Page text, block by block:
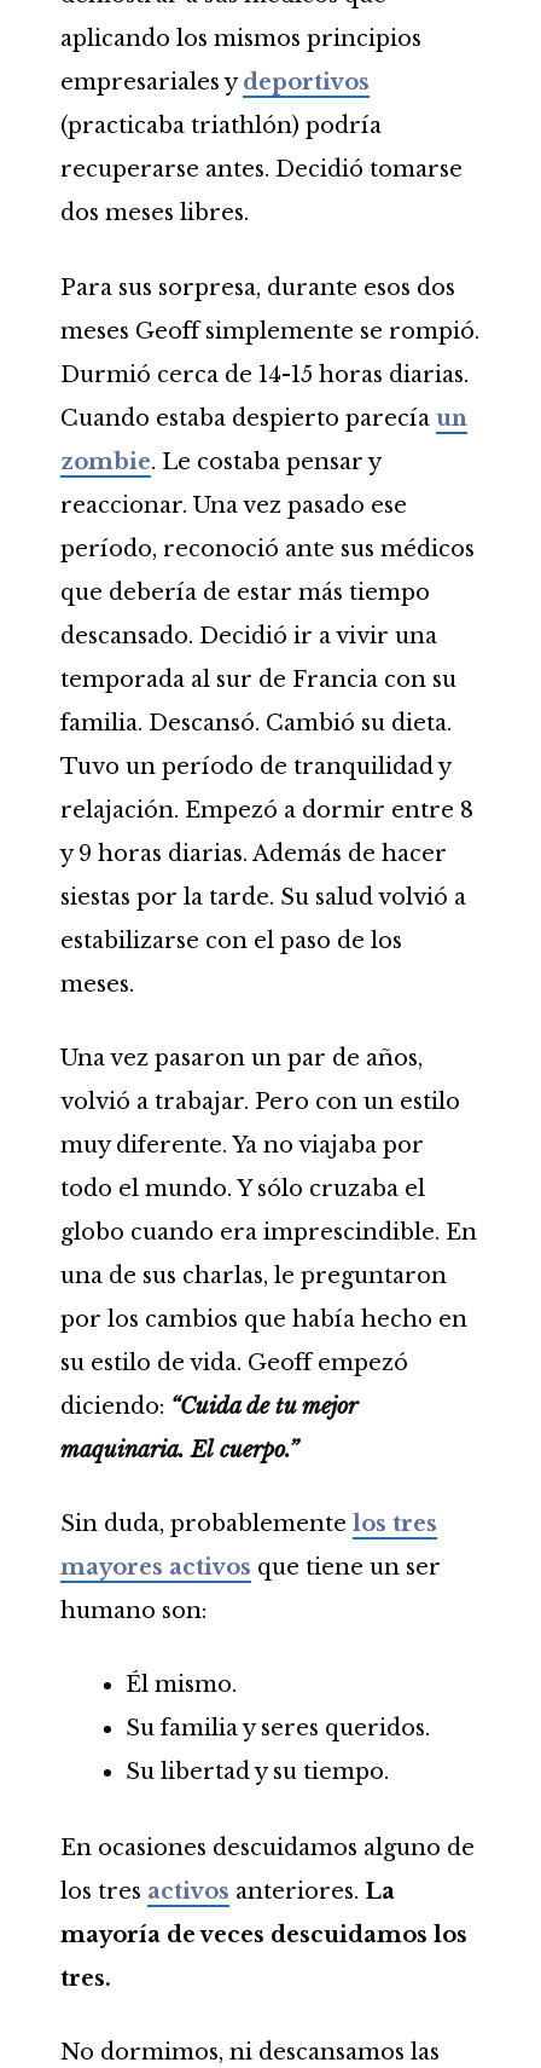
aplicando los mismos principios
empresariales ydeportivos
(practicaba triathlón) podría
recuperarse antes. Decidió tomarse
dos meses libres.
Para sus sorpresa, durante esos dos
meses Geoff simplemente se rompió.
Durmió cerca de 14-15 horas diarias.
Cuando estaba despierto parecía un
zombie. Le costaba pensar y
reaccionar. Una vez pasado ese
período, reconoció ante sus médicos
que debería de estar más tiempo
descansado. Decidió ir a vivir una
temporada al sur de Francia con su
familia. Descansó. Cambió su dieta.
Tuvo un período de tranquilidad y
relajación. Empezó a dormir entre 8
y 9 horas diarias. Además de hacer
siestas por la tarde. Su salud volvió a
estabilizarse con el paso de los
meses.
Una vez pasaron un par de años,
volvió a trabajar. Pero con un estilo
muy diferente. Ya no viajaba por
todo el mundo. Y sólo cruzaba el
globo cuando era imprescindible. En
una de sus charlas, le preguntaron
por los cambios que había hecho en
su estilo de vida. Geoff empezó
diciendo: “Cuida de tu mejor
maquinaria. El cuerpo.”
Sin duda, probablemente los tres
mayores activos que tiene un ser
humano son:
Él mismo.
Su familia y seres queridos.
Su libertad y su tiempo.
En ocasiones descuidamos alguno de
los tres activos anteriores. La
mayoría de veces descuidamos los
tres.
No dormimos, ni descansamos las